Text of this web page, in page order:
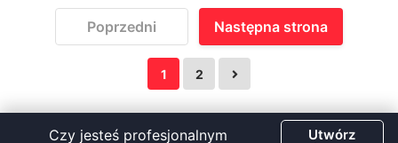
Poprzedni Następna strona
1 2
Czy jesteś profesjonalnym
Utwórz